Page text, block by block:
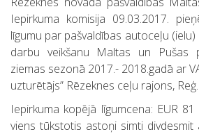
Iepirkuma komisija 09.03.2017.
līgumu par pašvaldības autoceļu
darbu veikšanu Maltas un Pušas
ziemas sezonā 2017.- 2018.gadā ar
uzturētājs” Rēzeknes ceļu rajons,
Iepirkuma kopējā līgumcena: EUR
viens tūkstotis astoņi simti